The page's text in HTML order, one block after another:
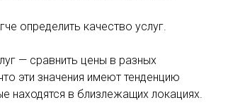
определить качество услуг.
— сравнить цены в разных
эти значения имеют тенденцию
находятся в близлежащих локациях.